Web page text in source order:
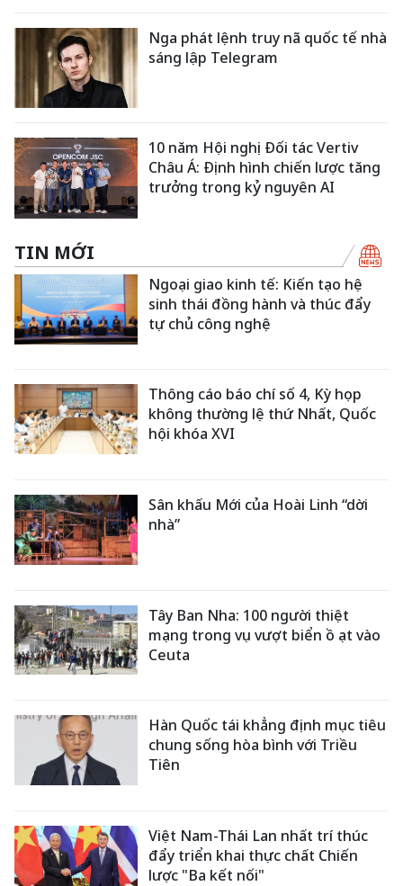
Nga phát lệnh truy nã quốc tế nhà
sáng lập Telegram
10 năm Hội nghị Đối tác Vertiv
Châu Á: Định hình chiến lược tăng
trưởng trong kỷ nguyên AI
TIN MỚI
Ngoại giao kinh tế: Kiến tạo hệ
sinh thái đồng hành và thúc đẩy
tự chủ công nghệ
Thông cáo báo chí số 4, Kỳ họp
không thường lệ thứ Nhất, Quốc
hội khóa XVI
Sân khấu Mới của Hoài Linh “dời
nhà”
Tây Ban Nha: 100 người thiệt
mạng trong vụ vượt biển ồ ạt vào
Ceuta
Hàn Quốc tái khẳng định mục tiêu
chung sống hòa bình với Triều
Tiên
Việt Nam-Thái Lan nhất trí thúc
đẩy triển khai thực chất Chiến
lược "Ba kết nối"